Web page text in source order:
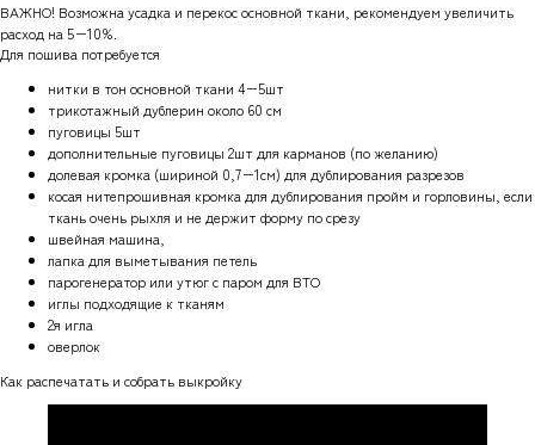
ВАЖНО! Возможна усадка и перекос основной ткани, рекомендуем увеличить
расход на 5−10%.
Для пошива потребуется
нитки в тон основной ткани 4−5шт
трикотажный дублерин около 60 см
пуговицы 5шт
дополнительные пуговицы 2шт для карманов (по желанию)
долевая кромка (шириной 0,7−1см) для дублирования разрезов
косая нитепрошивная кромка для дублирования пройм и горловины, если
ткань очень рыхля и не держит форму по срезу
швейная машина,
лапка для выметывания петель
парогенератор или утюг с паром для ВТО
иглы подходящие к тканям
2я игла
оверлок
Как распечатать и собрать выкройку